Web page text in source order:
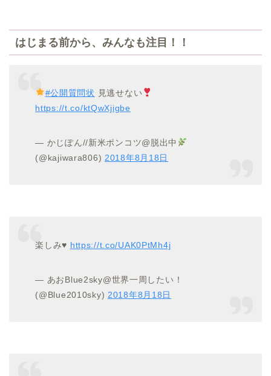
はじまる前から、みんなも注目！！
#公開質問状
見逃せない
https://t.co/ktQwXjigbe
— かじぽん//新米ポンコツ@脱出中
(@kajiwara806) 2018年8月18日
楽しみ♥️ https://t.co/UAK0PtMh4j
— あおBlue2sky@世界一周したい！
(@Blue2010sky) 2018年8月18日